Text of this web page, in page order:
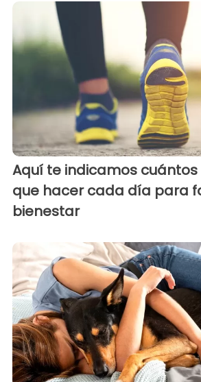
Aquí te indicamos
que hacer cada día para
bienestar